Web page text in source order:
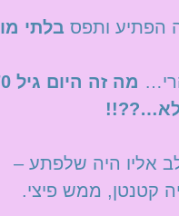
הפתיע ותפס בלתי
מה זה היום גיל 70?!
אליו היה שלפתע –
קטנטן, ממש פיצי.